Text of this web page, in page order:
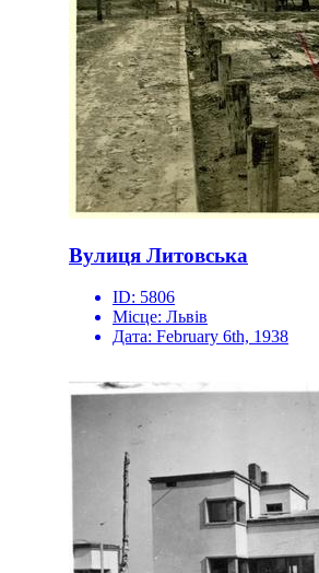
Вулиця Литовська
ID: 5806
Місце: Львів
Дата: February 6th, 1938